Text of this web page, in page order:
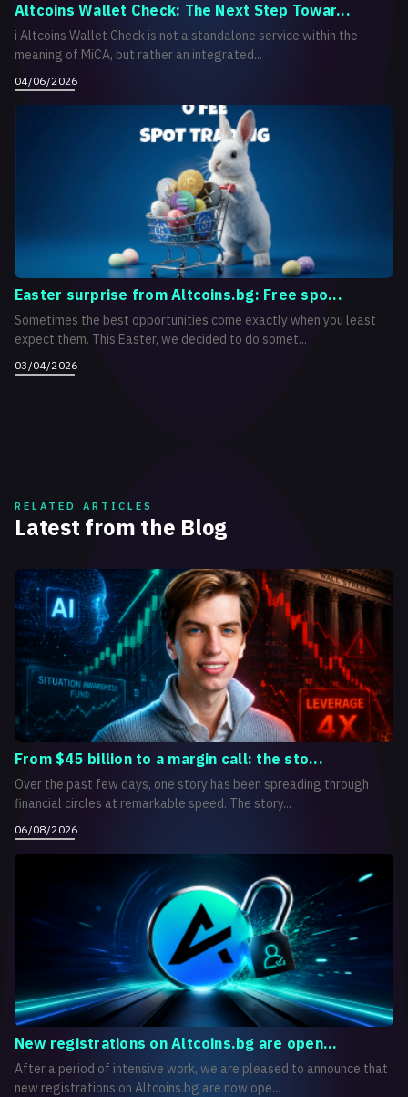
Altcoins Wallet Check: The Next Step Towar...
i Altcoins Wallet Check is not a standalone service within the
meaning of MiCA, but rather an integrated...
04/06/2026
Easter surprise from Altcoins.bg: Free spo...
Sometimes the best opportunities come exactly when you least
expect them. This Easter, we decided to do somet...
03/04/2026
RELATED ARTICLES
Latest from the Blog
From $45 billion to a margin call: the sto...
Over the past few days, one story has been spreading through
financial circles at remarkable speed. The story...
06/08/2026
New registrations on Altcoins.bg are open...
After a period of intensive work, we are pleased to announce that
new registrations on Altcoins.bg are now ope...